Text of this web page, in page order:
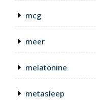
mcg
meer
melatonine
metasleep